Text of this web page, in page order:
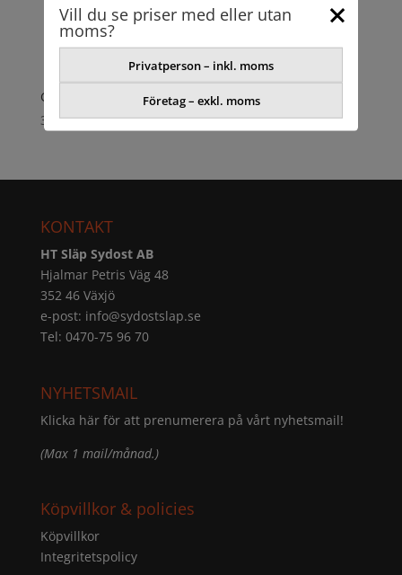
GASFJÄDER
301,73kr exkl. moms
KONTAKT
HT Släp Sydost AB
Hjalmar Petris Väg 48
352 46 Växjö
e-post: info@sydostslap.se
Tel: 0470-75 96 70
NYHETSMAIL
Klicka här för att prenumerera på vårt nyhetsmail!
(Max 1 mail/månad.)
Köpvillkor & policies
Köpvillkor
Integritetspolicy
Vill du se priser med eller utan
moms?
Privatperson – inkl. moms
Företag – exkl. moms